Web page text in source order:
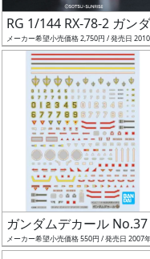
日
発
売
Web
プッ
シュ
通知
対象
ギ
ャ
ラ
RG 1/144 RX-78-2 ガン
メーカー希望小売価格 2,750円 / 発売日
ガンダムデカール
メーカー希望小売価格 550円 / 発売日 2007